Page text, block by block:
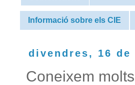
Informació sobre els CIE
divendres, 16 de
Coneixem